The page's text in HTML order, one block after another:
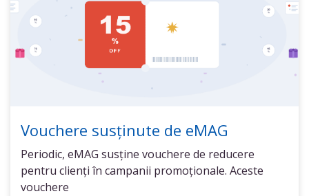
Vouchere susținute de eMAG
Periodic, eMAG susține vouchere de reducere
pentru clienți în campanii promoționale. Aceste
vouchere